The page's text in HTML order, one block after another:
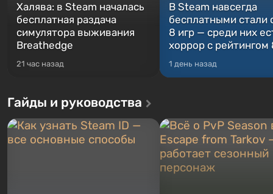
Халява: в Steam началась
бесплатная раздача
симулятора выживания
Breathedge
21 час назад
В Steam навсегда
бесплатными стали
8 игр — среди них
хоррор с рейтингом
1 день назад
Гайды и руководства